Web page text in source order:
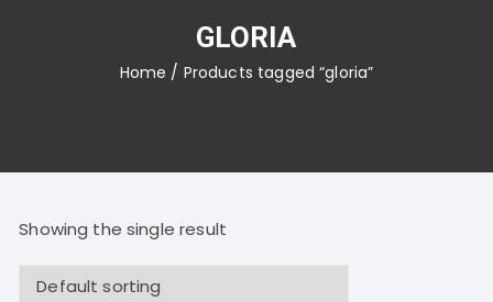
GLORIA
Home / Products tagged “gloria”
Showing the single result